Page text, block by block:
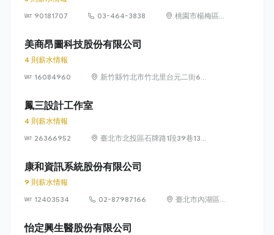
90181707
03-464-3838
桃園市楊梅區高
美商昂圖科技股份有限公司
4 則薪水情報
16084960
新竹縣竹北市竹北里台元二街6號
鳳三設計工作室
4 則薪水情報
26366952
臺北市北投區石牌路1段39巷134
康和資訊系統股份有限公司
9 則薪水情報
12403534
02-87987166
臺北市內湖區瑞
怡定興生醫股份有限公司